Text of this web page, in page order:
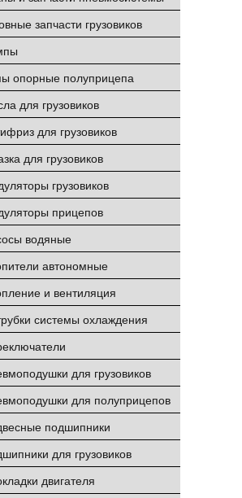
запчасти грузовиков
опорные полуприцепа
для грузовиков
для грузовиков
для грузовиков
грузовиков
прицепов
водяные
автономные
и вентиляция
системы охлаждения
для грузовиков
для полуприцепов
подшипники
для грузовиков
двигателя